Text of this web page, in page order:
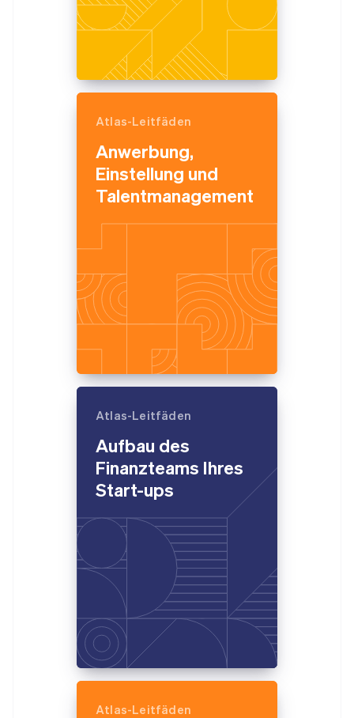
Atlas-Leitfäden
Anwerbung,
Einstellung und
Talentmanagement
Atlas-Leitfäden
Aufbau des
Finanzteams Ihres
Start-ups
Atlas-Leitfäden